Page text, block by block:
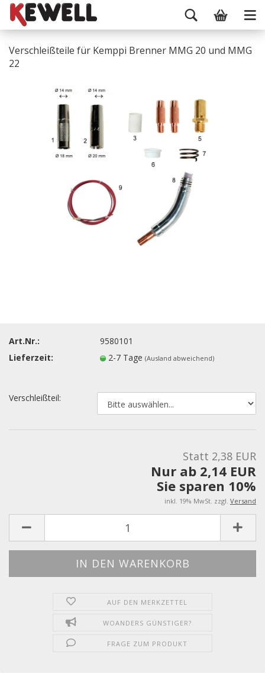
Verschleißteile für Kemppi Brenner MMG 20 und MMG
22
Art.Nr.:
9580101
Lieferzeit:
2-7 Tage(Ausland abweichend)
Verschleißteil:
Statt 2,38 EUR
Nur ab 2,14 EUR
Sie sparen 10%
inkl. 19% MwSt. zzgl. Versand
AUF DEN MERKZETTEL
WOANDERS GÜNSTIGER?
FRAGE ZUM PRODUKT